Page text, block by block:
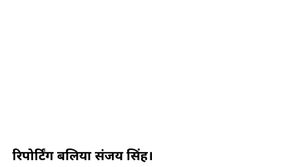
रिपोर्टिंग बलिया संजय सिंह।